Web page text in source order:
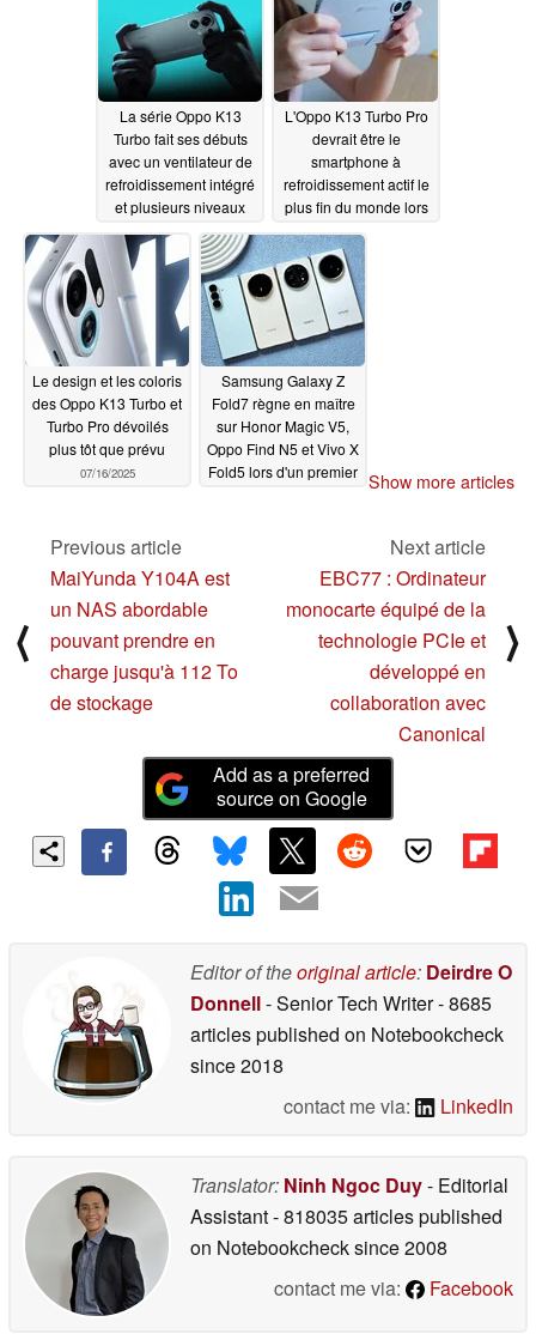
07/26/2025
La série Oppo K13
Turbo fait ses débuts
avec un ventilateur de
refroidissement intégré
et plusieurs niveaux
d'étanchéité
07/21/2025
L'Oppo K13 Turbo Pro
devrait être le
smartphone à
refroidissement actif le
plus fin du monde lors
de son lancement
07/20/2025
Le design et les coloris
des Oppo K13 Turbo et
Turbo Pro dévoilés
plus tôt que prévu
07/16/2025
Samsung Galaxy Z
Fold7 règne en maître
sur Honor Magic V5,
Oppo Find N5 et Vivo X
Fold5 lors d'un premier Show more articles
⟨
Previous article
MaiYunda Y104A est
un NAS abordable
pouvant prendre en
charge jusqu'à 112 To
de stockage
Next article
EBC77 : Ordinateur
monocarte équipé de la
technologie PCIe et
développé en
collaboration avec
Canonical
⟩
Add as a preferred
source on Google
Editor of theoriginal article: Deirdre O
Donnell- Senior Tech Writer- 8685
articles published on Notebookcheck
since 2018
contact me via:
LinkedIn
Translator: Ninh Ngoc Duy- Editorial
Assistant- 818035 articles published
on Notebookchecksince 2008
contact me via:
Facebook